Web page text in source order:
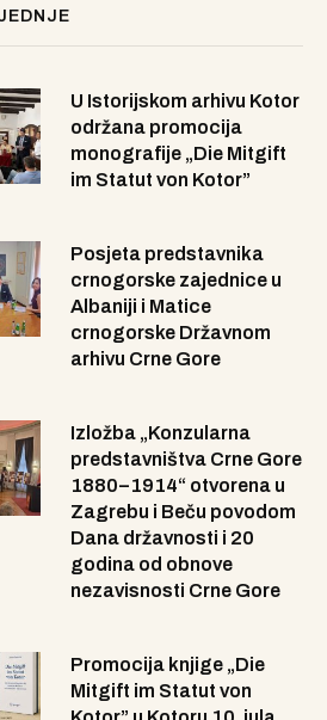
U Istorijskom arhivu Kotor
održana promocija
monografije „Die Mitgift
im Statut von Kotor”
Posjeta predstavnika
crnogorske zajednice u
Albaniji i Matice
crnogorske Državnom
arhivu Crne Gore
Izložba „Konzularna
predstavništva Crne Gore
1880–1914“ otvorena u
Zagrebu i Beču povodom
Dana državnosti i 20
godina od obnove
nezavisnosti Crne Gore
Promocija knjige „Die
Mitgift im Statut von